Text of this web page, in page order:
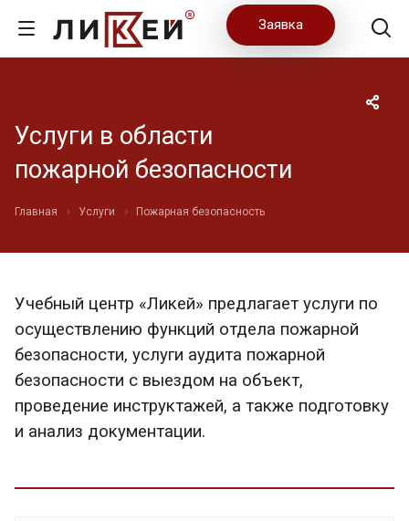
Заявка
Услуги в области
пожарной безопасности
Главная Услуги Пожарная безопасность
Учебный центр «Ликей» предлагает услуги по
осуществлению функций отдела пожарной
безопасности, услуги аудита пожарной
безопасности с выездом на объект,
проведение инструктажей, а также подготовку
и анализ документации.